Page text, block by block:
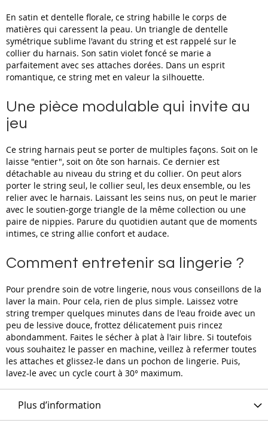
En satin et dentelle florale, ce string habille le corps de
matières qui caressent la peau. Un triangle de dentelle
symétrique sublime l'avant du string et est rappelé sur le
collier du harnais. Son satin violet foncé se marie a
parfaitement avec ses attaches dorées. Dans un esprit
romantique, ce string met en valeur la silhouette.
Une pièce modulable qui invite au
jeu
Ce string harnais peut se porter de multiples façons. Soit on le
laisse "entier", soit on ôte son harnais. Ce dernier est
détachable au niveau du string et du collier. On peut alors
porter le string seul, le collier seul, les deux ensemble, ou les
relier avec le harnais. Laissant les seins nus, on peut le marier
avec le soutien-gorge triangle de la même collection ou une
paire de nippies. Parure du quotidien autant que de moments
intimes, ce string allie confort et audace.
Comment entretenir sa lingerie ?
Pour prendre soin de votre lingerie, nous vous conseillons de la
laver la main. Pour cela, rien de plus simple. Laissez votre
string tremper quelques minutes dans de l'eau froide avec un
peu de lessive douce, frottez délicatement puis rincez
abondamment. Faites le sécher à plat à l'air libre. Si toutefois
vous souhaitez le passer en machine, veillez à refermer toutes
les attaches et glissez-le dans un pochon de lingerie. Puis,
lavez-le avec un cycle court à 30° maximum.
Plus d’information